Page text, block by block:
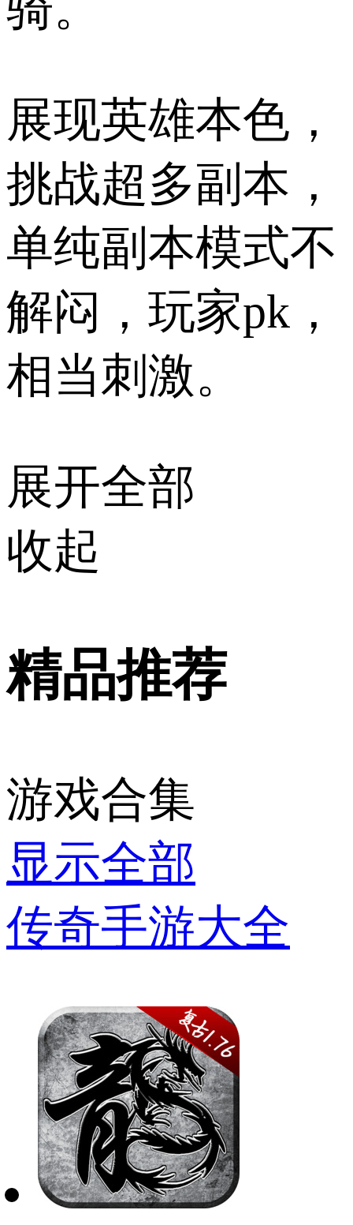
展现英雄本色，
挑战超多副本，
单纯副本模式不
解闷，玩家pk，
相当刺激。
展开全部
收起
精品推荐
游戏合集
显示全部
传奇手游大全